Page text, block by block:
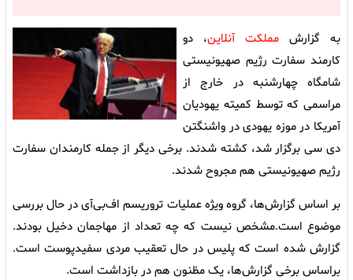
به گزارش مملکت آنلاین، دو
کارمند سفارت رژیم صهیونیستی
شامگاه چهارشنبه در خارج از
مراسمی که توسط کمیته یهودیان
آمریکا در موزه یهودی در واشنگتن
دی سی برگزار شد، کشته شدند. برخی دیگر از جمله کارمندان سفارت
رژیم صهیونیستی هم مجروح شدند.
بر اساس گزارش‌ها، گروه ویژه عملیات تروریسم اف‌بی‌آی در حال بررسی
موضوع است.مشخص نیست که چه تعداد از مهاجمان دخیل بودند.
گزارش شده است که پلیس در حال تعقیب مردی سفیدپوست است.
براساس برخی گزارش‌ها، یک مظنون هم در بازداشت است.